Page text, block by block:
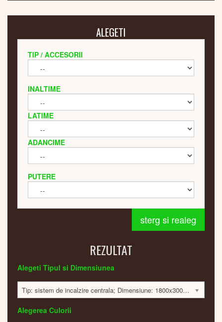
ALEGETI
TIP / ACCESORII
INALTIME
LATIME
ADANCIME
PUTERE
sterg si realeg
REZULTAT
Alegeti Tipul si Dimensiunea
Tip: sistem de incalzire centrala; Dimensiune: 1800x300x160mm; 424 Watt; 13914 lei
Alegerea Culorii